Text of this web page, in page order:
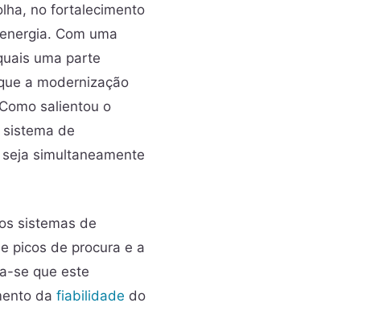
no fortalecimento
Com uma
uma parte
a modernização
salientou o
de
simultaneamente
sistemas de
picos de procura e a
se que este
da fiabilidade do